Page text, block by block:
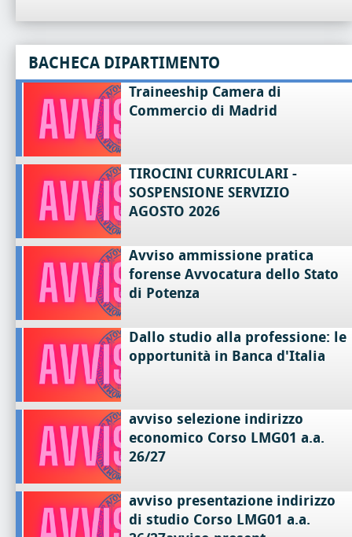
BACHECA DIPARTIMENTO
Traineeship Camera di
Commercio di Madrid
TIROCINI CURRICULARI -
SOSPENSIONE SERVIZIO
AGOSTO 2026
Avviso ammissione pratica
forense Avvocatura dello Stato
di Potenza
Dallo studio alla professione: le
opportunità in Banca d'Italia
avviso selezione indirizzo
economico Corso LMG01 a.a.
26/27
avviso presentazione indirizzo
di studio Corso LMG01 a.a.